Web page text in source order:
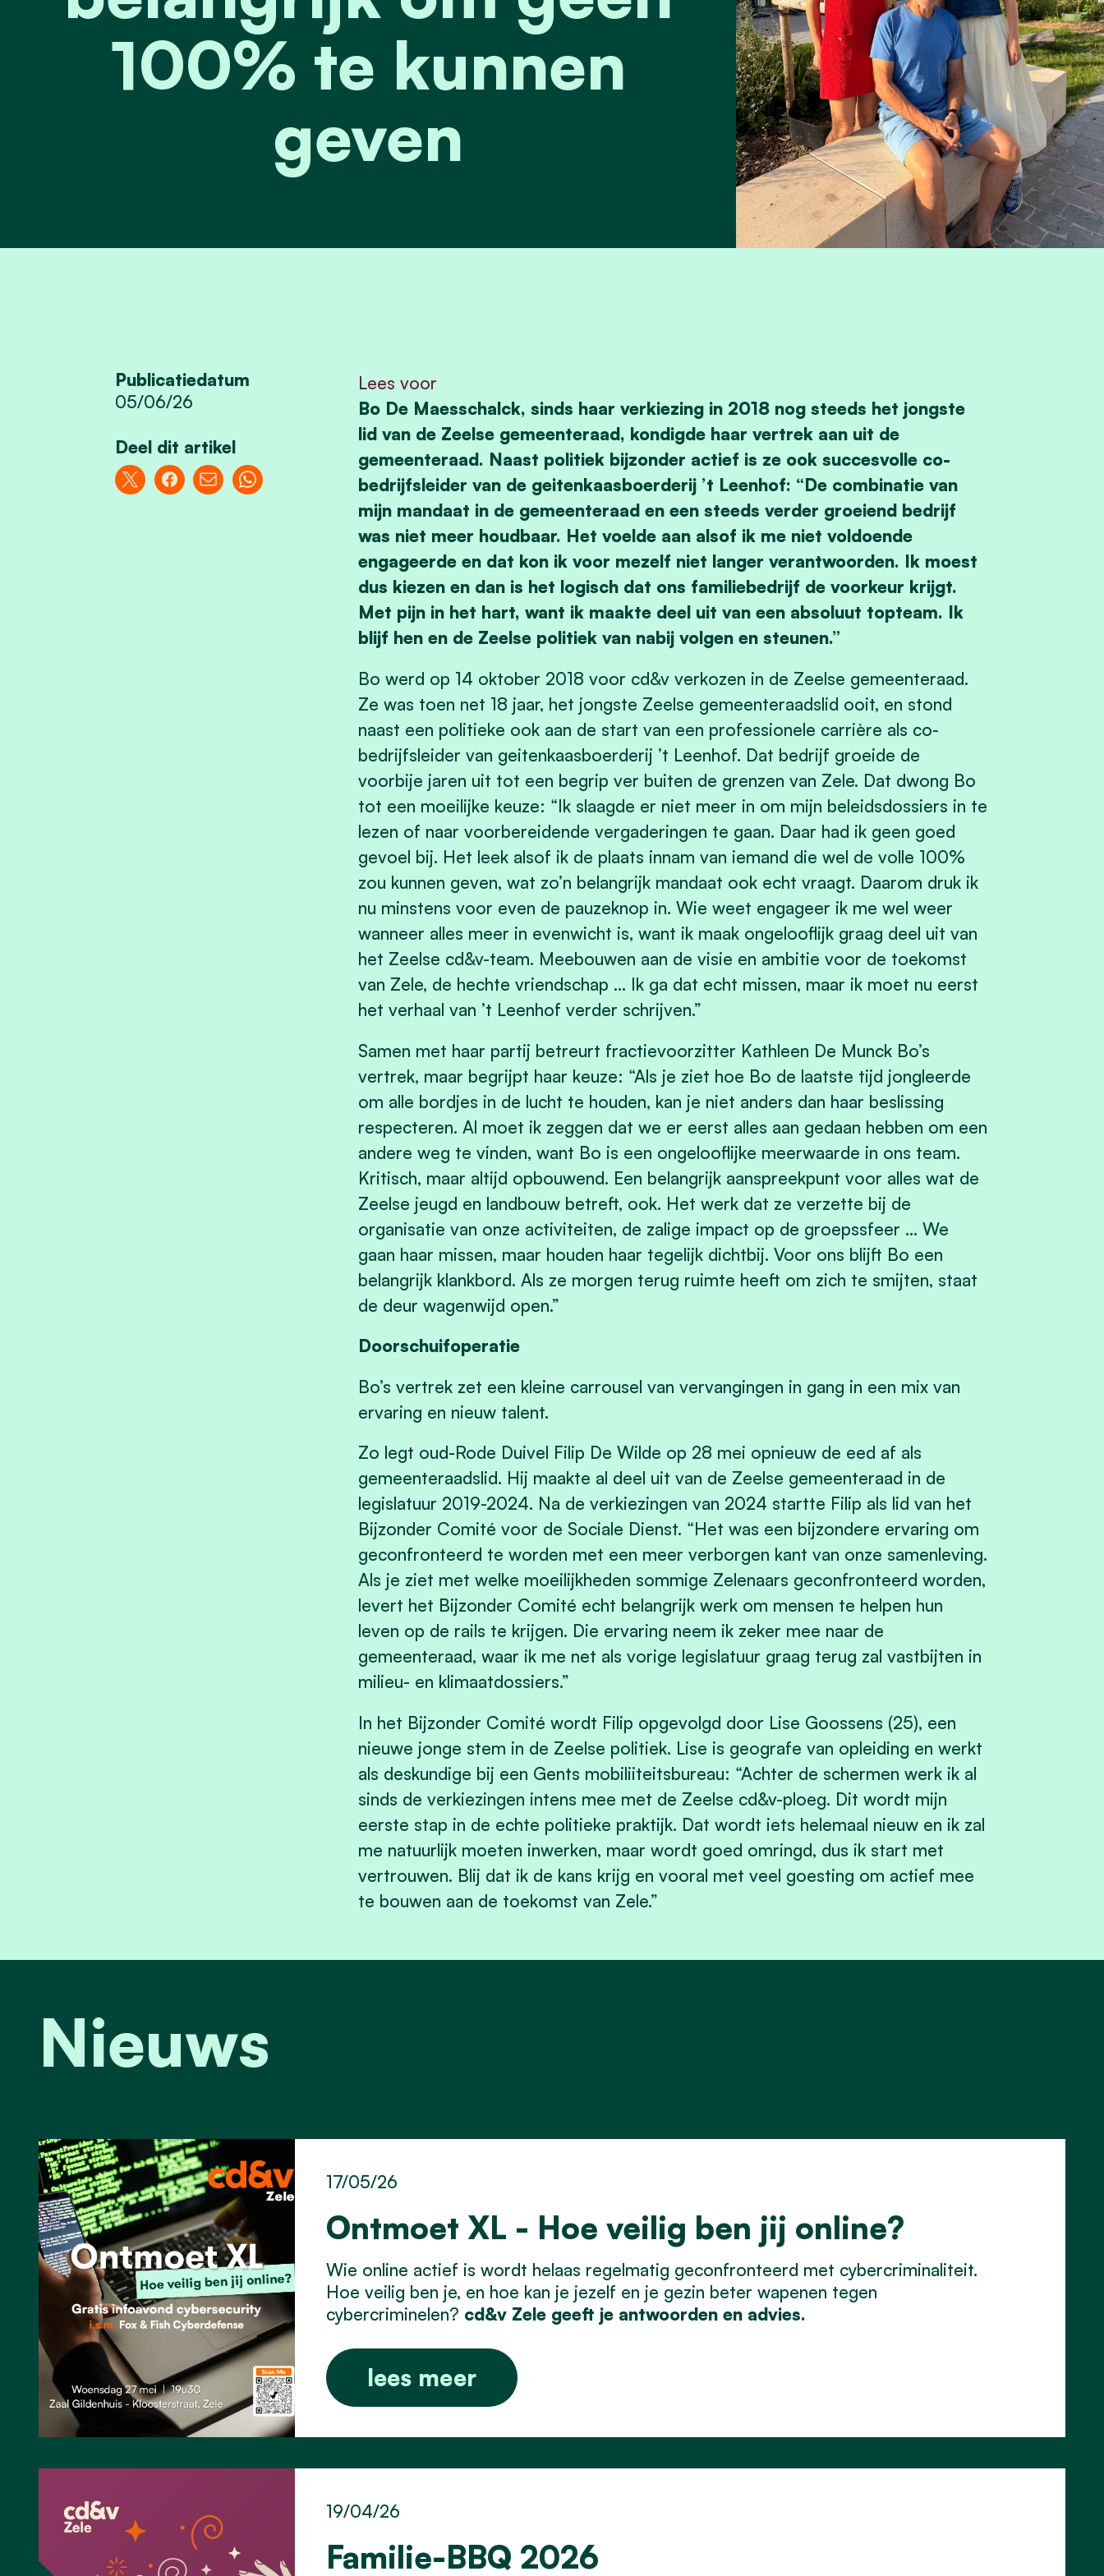
100% te kunnen
geven
Publicatiedatum
05/06/26
Deel dit artikel
Lees voor
Bo De Maesschalck, sinds haar verkiezing in 2018 nog steeds het jongste
lid van de Zeelse gemeenteraad, kondigde haar vertrek aan uit de
gemeenteraad. Naast politiek bijzonder actief is ze ook succesvolle co-
bedrijfsleider van de geitenkaasboerderij ’t Leenhof: “De combinatie van
mijn mandaat in de gemeenteraad en een steeds verder groeiend bedrijf
was niet meer houdbaar. Het voelde aan alsof ik me niet voldoende
engageerde en dat kon ik voor mezelf niet langer verantwoorden. Ik moest
dus kiezen en dan is het logisch dat ons familiebedrijf de voorkeur krijgt.
Met pijn in het hart, want ik maakte deel uit van een absoluut topteam. Ik
blijf hen en de Zeelse politiek van nabij volgen en steunen.”
Bo werd op 14 oktober 2018 voor cd&v verkozen in de Zeelse gemeenteraad.
Ze was toen net 18 jaar, het jongste Zeelse gemeenteraadslid ooit, en stond
naast een politieke ook aan de start van een professionele carrière als co-
bedrijfsleider van geitenkaasboerderij ’t Leenhof. Dat bedrijf groeide de
voorbije jaren uit tot een begrip ver buiten de grenzen van Zele. Dat dwong Bo
tot een moeilijke keuze: “Ik slaagde er niet meer in om mijn beleidsdossiers in te
lezen of naar voorbereidende vergaderingen te gaan. Daar had ik geen goed
gevoel bij. Het leek alsof ik de plaats innam van iemand die wel de volle 100%
zou kunnen geven, wat zo’n belangrijk mandaat ook echt vraagt. Daarom druk ik
nu minstens voor even de pauzeknop in. Wie weet engageer ik me wel weer
wanneer alles meer in evenwicht is, want ik maak ongelooflijk graag deel uit van
het Zeelse cd&v-team. Meebouwen aan de visie en ambitie voor de toekomst
van Zele, de hechte vriendschap … Ik ga dat echt missen, maar ik moet nu eerst
het verhaal van ’t Leenhof verder schrijven.”
Samen met haar partij betreurt fractievoorzitter Kathleen De Munck Bo’s
vertrek, maar begrijpt haar keuze: “Als je ziet hoe Bo de laatste tijd jongleerde
om alle bordjes in de lucht te houden, kan je niet anders dan haar beslissing
respecteren. Al moet ik zeggen dat we er eerst alles aan gedaan hebben om een
andere weg te vinden, want Bo is een ongelooflijke meerwaarde in ons team.
Kritisch, maar altijd opbouwend. Een belangrijk aanspreekpunt voor alles wat de
Zeelse jeugd en landbouw betreft, ook. Het werk dat ze verzette bij de
organisatie van onze activiteiten, de zalige impact op de groepssfeer … We
gaan haar missen, maar houden haar tegelijk dichtbij. Voor ons blijft Bo een
belangrijk klankbord. Als ze morgen terug ruimte heeft om zich te smijten, staat
de deur wagenwijd open.”
Doorschuifoperatie
Bo’s vertrek zet een kleine carrousel van vervangingen in gang in een mix van
ervaring en nieuw talent.
Zo legt oud-Rode Duivel Filip De Wilde op 28 mei opnieuw de eed af als
gemeenteraadslid. Hij maakte al deel uit van de Zeelse gemeenteraad in de
legislatuur 2019-2024. Na de verkiezingen van 2024 startte Filip als lid van het
Bijzonder Comité voor de Sociale Dienst. “Het was een bijzondere ervaring om
geconfronteerd te worden met een meer verborgen kant van onze samenleving.
Als je ziet met welke moeilijkheden sommige Zelenaars geconfronteerd worden,
levert het Bijzonder Comité echt belangrijk werk om mensen te helpen hun
leven op de rails te krijgen. Die ervaring neem ik zeker mee naar de
gemeenteraad, waar ik me net als vorige legislatuur graag terug zal vastbijten in
milieu- en klimaatdossiers.”
In het Bijzonder Comité wordt Filip opgevolgd door Lise Goossens (25), een
nieuwe jonge stem in de Zeelse politiek. Lise is geografe van opleiding en werkt
als deskundige bij een Gents mobiliiteitsbureau: “Achter de schermen werk ik al
sinds de verkiezingen intens mee met de Zeelse cd&v-ploeg. Dit wordt mijn
eerste stap in de echte politieke praktijk. Dat wordt iets helemaal nieuw en ik zal
me natuurlijk moeten inwerken, maar wordt goed omringd, dus ik start met
vertrouwen. Blij dat ik de kans krijg en vooral met veel goesting om actief mee
te bouwen aan de toekomst van Zele.”
Nieuws
Ontmoet XL - Hoe veilig ben jij online?
17/05/26
Wie online actief is wordt helaas regelmatig geconfronteerd met cybercriminaliteit.
Hoe veilig ben je, en hoe kan je jezelf en je gezin beter wapenen tegen
cybercriminelen? cd&v Zele geeft je antwoorden en advies.
lees meer
Familie-BBQ 2026
19/04/26